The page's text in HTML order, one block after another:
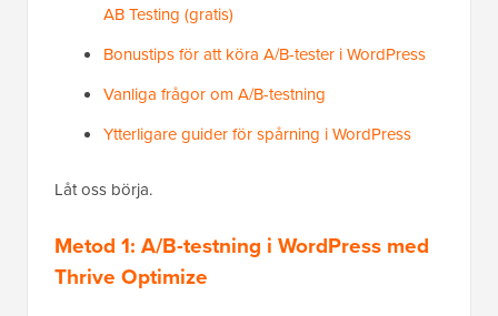
AB Testing (gratis)
Bonustips för att köra A/B-tester i WordPress
Vanliga frågor om A/B-testning
Ytterligare guider för spårning i WordPress
Låt oss börja.
Metod 1: A/B-testning i WordPress med
Thrive Optimize